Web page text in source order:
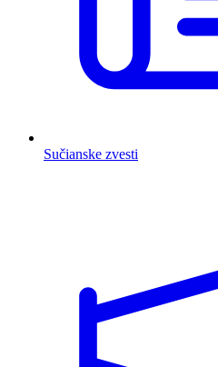
Sučianske zvesti